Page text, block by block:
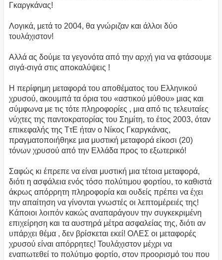
Γκαργκάνας!
Λογικά, μετά το 2004, θα γνώριζαν και άλλοι δύο
τουλάχιστον!
Αλλά ας δούμε τα γεγονότα από την αρχή για να φτάσουμε
σιγά-σιγά στις αποκαλύψεις !
Η περίφημη μεταφορά του αποθέματος του Ελληνικού
χρυσού, ακουμπά τα όρια του «αστικού μύθου» μιας και
σύμφωνα με τις τότε πληροφορίες , μια από τις τελευταίες
νύχτες της παντοκρατορίας του Σημίτη, το έτος 2003, όταν
επικεφαλής της ΤτΕ ήταν ο Νίκος Γκαργκάνας,
πραγματοποιήθηκε μια μυστική μεταφορά είκοσι (20)
τόνων χρυσού από την Ελλάδα προς το εξωτερικό!
Σαφώς κι έπρεπε να είναι μυστική μια τέτοια μεταφορά,
διότι η ασφάλεια ενός τόσο πολύτιμου φορτίου, το καθιστά
άκρως απόρρητη πληροφορία και ουδείς πρέπει να έχει
την απαίτηση να γίνονται γνωστές οι λεπτομέρειές της!
Κάποιοι λοιπόν κακώς αναπαράγουν την συγκεκριμένη
επιχείρηση και τα αυστηρά μέτρα ασφαλείας της, διότι αν
υπάρχει θέμα , δεν βρίσκεται εκεί! ΟΛΕΣ οι μεταφορές
χρυσού είναι απόρρητες! Τουλάχιστον μέχρι να
εναπωτεθεί το πολύτιμο φορτίο, στον προορισμό του που